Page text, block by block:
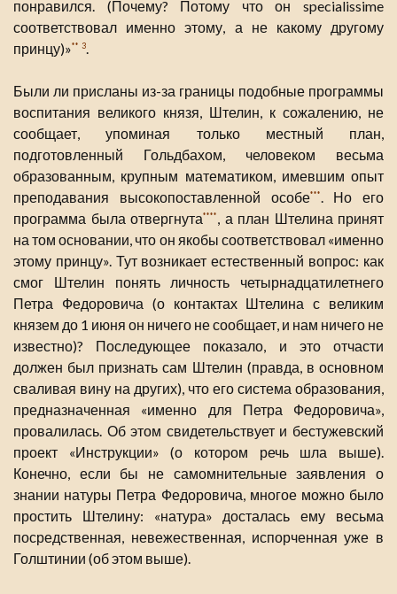
понравился. (Почему? Потому что он specialissime
соответствовал именно этому, а не какому другому
принцу)»** 3
Были ли присланы из-за границы подобные программы
воспитания великого князя, Штелин, к сожалению, не
сообщает, упоминая только местный план,
подготовленный Гольдбахом, человеком весьма
образованным, крупным математиком, имевшим опыт
преподавания высокопоставленной особе***
. Но его
программа была отвергнута****
, а план Штелина принят
на том основании, что он якобы соответствовал «именно
этому принцу». Тут возникает естественный вопрос: как
смог Штелин понять личность четырнадцатилетнего
Петра Федоровича (о контактах Штелина с великим
князем до 1 июня он ничего не сообщает, и нам ничего не
известно)? Последующее показало, и это отчасти
должен был признать сам Штелин (правда, в основном
сваливая вину на других), что его система образования,
предназначенная «именно для Петра Федоровича»,
провалилась. Об этом свидетельствует и бестужевский
проект «Инструкции» (о котором речь шла выше).
Конечно, если бы не самомнительные заявления о
знании натуры Петра Федоровича, многое можно было
простить Штелину: «натура» досталась ему весьма
посредственная, невежественная, испорченная уже в
Голштинии (об этом выше).